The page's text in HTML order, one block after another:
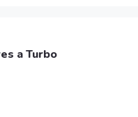
a Turbo